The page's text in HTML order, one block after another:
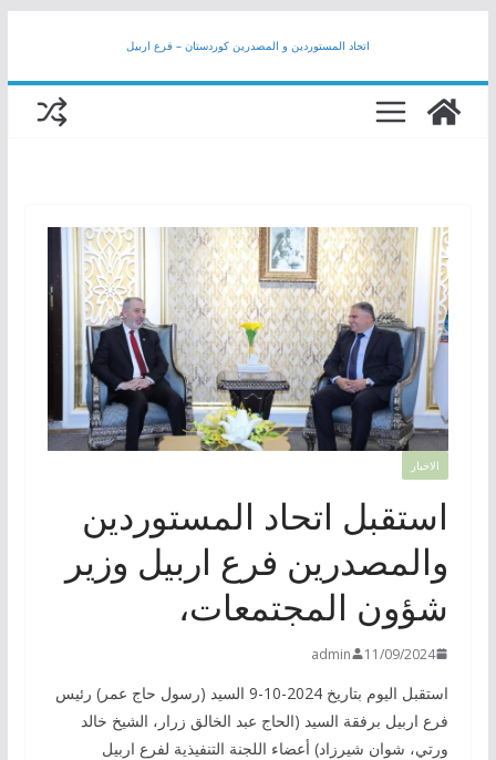
content
اتحاد المستوردين و المصدرين كوردستان – فرع اربيل
الاخبار
استقبل اتحاد المستوردين
والمصدرين فرع اربيل وزير
شؤون المجتمعات،
11/09/2024
admin
استقبل اليوم بتاريخ 2024-10-9 السيد (رسول حاج عمر) رئيس
فرع اربيل برفقة السيد (الحاج عبد الخالق زرار، الشيخ خالد
ورتي، شوان شيرزاد) أعضاء اللجنة التنفيذية لفرع اربيل